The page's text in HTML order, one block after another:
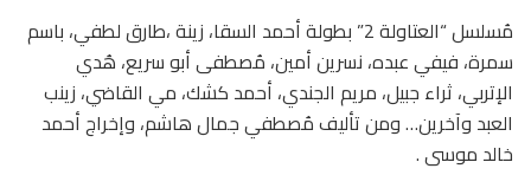
مُسلسل “العتاولة 2” بطولة أحمد السقا، زينة ،طارق لطفي، باسم
سمرة، فيفي عبده، نسرين أمين، مُصطفى أبو سريع، هُدي
الإتربي، ثراء جبيل، مريم الجندي، أحمد كشك، مي القاضي، زينب
العبد وآخرين… ومن تأليف مُصطفي جمال هاشم، وإخراج أحمد
خالد موسى .